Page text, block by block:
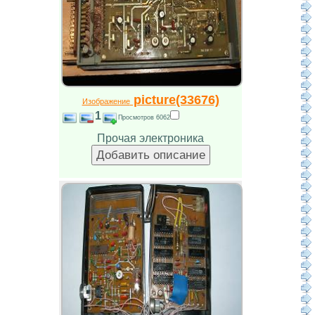
Изображениеpicture(33676)
1 Просмотров 6062
Прочая электроника